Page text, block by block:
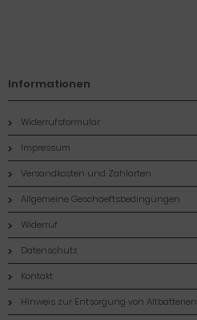
Informationen
Widerrufsformular
Impressum
Versandkosten und Zahlarten
Allgemeine Geschaeftsbedingungen
Widerruf
Datenschutz
Kontakt
Hinweis zur Entsorgung von Altbatterien